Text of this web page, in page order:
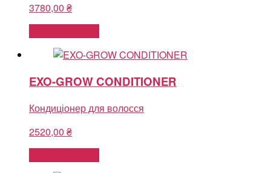
3780,00 ₴
EXO-GROW CONDITIONER
Кондиціонер для волосся
2520,00 ₴